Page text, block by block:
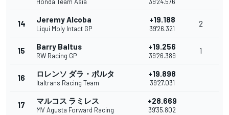
14 Jeremy Alcoba
Liqui Moly Intact GP
+19.188
39'26.321
2
15 Barry Baltus
RW Racing GP
+19.256
39'26.389
1
16 ロレンソ ダラ・ポルタ
Italtrans Racing Team
+19.898
39'27.031
17 マルコス ラミレス
MV Agusta Forward Racing
+28.669
39'35.802